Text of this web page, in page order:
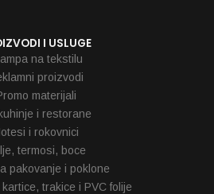
I USLUGE
na tekstilu
proizvodi
materijali
i restorane
i rokovnici
termosi, boce
pakovanje i poklone
trakice i PVC folije